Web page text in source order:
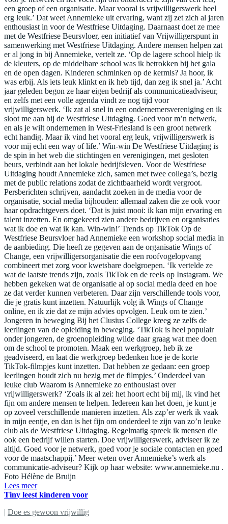
een groep of een organisatie. Maar vooral is vrijwilligerswerk heel
erg leuk.’ Dat weet Annemieke uit ervaring, want zij zet zich al jaren
enthousiast in voor de Westfriese Uitdaging. Daarnaast doet ze mee
met de Westfriese Beursvloer, een initiatief van Vrijwilligerspunt in
samenwerking met Westfriese Uitdaging. Andere mensen helpen zat
er al jong in bij Annemieke, vertelt ze. ‘Op de lagere school hielp ik
de kleuters, op de middelbare school was ik betrokken bij het gala
en de open dagen. Kinderen schminken op de kermis? Ja hoor, ik
was erbij. Als iets leuk klinkt en ik heb tijd, dan zeg ik snel ja.’ Acht
jaar geleden begon ze haar eigen bedrijf als communicatieadviseur,
en zelfs met een volle agenda vindt ze nog tijd voor
vrijwilligerswerk. ‘Ik zat al snel in een ondernemersvereniging en ik
sloot me aan bij de Westfriese Uitdaging. Goed voor m’n netwerk,
en als je wilt ondernemen in West-Friesland is een groot netwerk
echt handig. Maar ik vind het vooral erg leuk, vrijwilligerswerk is
voor mij echt een way of life.’ Win-win De Westfriese Uitdaging is
de spin in het web die stichtingen en verenigingen, met gesloten
beurs, verbindt aan het lokale bedrijfsleven. Voor de Westfriese
Uitdaging houdt Annemieke zich, samen met twee collega’s, bezig
met de public relations zodat de zichtbaarheid wordt vergroot.
Persberichten schrijven, aandacht zoeken in de media voor de
organisatie, social media bijhouden: allemaal zaken die ze ook voor
haar opdrachtgevers doet. ‘Dat is juist mooi: ik kan mijn ervaring en
talent inzetten. En omgekeerd zien andere bedrijven en organisaties
wat ik doe en wat ik kan. Win-win!’ Trends op TikTok Op de
Westfriese Beursvloer had Annemieke een workshop social media in
de aanbieding. Die heeft ze gegeven aan de organisatie Wings of
Change, een vrijwilligersorganisatie die een roofvogelopvang
combineert met zorg voor kwetsbare doelgroepen. ‘Ik vertelde ze
wat de laatste trends zijn, zoals TikTok en de reels op Instagram. We
hebben gekeken wat de organisatie al op social media deed en hoe
ze dat verder kunnen verbeteren. Daar zijn verschillende tools voor,
die je gratis kunt inzetten. Natuurlijk volg ik Wings of Change
online, en ik zie dat ze mijn advies opvolgen. Leuk om te zien.’
Jongeren in beweging Bij het Clusius College kreeg ze zelfs de
leerlingen van de opleiding in beweging. ‘TikTok is heel populair
onder jongeren, de groenopleiding wilde daar graag wat mee doen
om de school te promoten. Maak een werkgroep, heb ik ze
geadviseerd, en laat die werkgroep bedenken hoe je de korte
TikTok-filmpjes kunt inzetten. Dat hebben ze gedaan: een groep
leerlingen houdt zich nu bezig met de filmpjes.’ Onderdeel van
leuke club Waarom is Annemieke zo enthousiast over
vrijwilligerswerk? ‘Zoals ik al zei: het hoort echt bij mij, ik vind het
fijn om andere mensen te helpen. Iedereen kan het doen, je kunt je
op zoveel verschillende manieren inzetten. Als zzp’er werk ik vaak
in mijn eentje, en dan is het fijn om onderdeel te zijn van zo’n leuke
club als de Westfriese Uitdaging. Regelmatig spreek ik mensen die
ook een bedrijf willen starten. Doe vrijwilligerswerk, adviseer ik ze
altijd. Goed voor je netwerk, goed voor je sociale contacten en goed
voor de maatschappij.’ Meer weten over Annemieke’s werk als
communicatie-adviseur? Kijk op haar website: www.annemieke.nu .
Foto Hélène de Bruijn
Lees meer
Tiny leest kinderen voor
| Doe es gewoon vrijwillig